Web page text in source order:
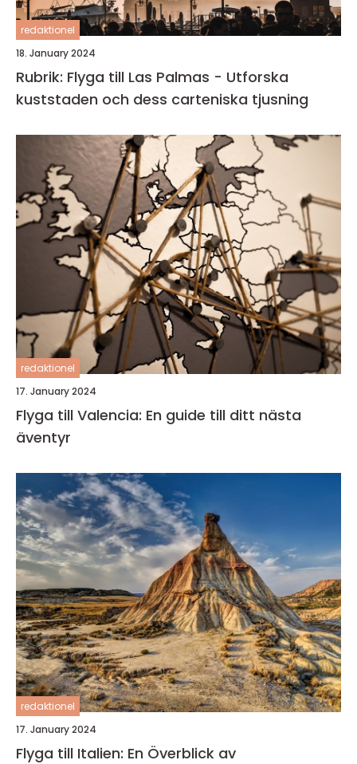
redaktionel
18. January 2024
Rubrik: Flyga till Las Palmas - Utforska
kuststaden och dess carteniska tjusning
redaktionel
17. January 2024
Flyga till Valencia: En guide till ditt nästa
äventyr
redaktionel
17. January 2024
Flyga till Italien: En Överblick av